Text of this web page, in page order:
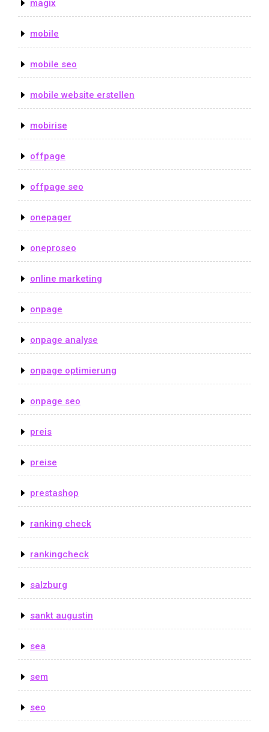
magix
mobile
mobile seo
mobile website erstellen
mobirise
offpage
offpage seo
onepager
oneproseo
online marketing
onpage
onpage analyse
onpage optimierung
onpage seo
preis
preise
prestashop
ranking check
rankingcheck
salzburg
sankt augustin
sea
sem
seo